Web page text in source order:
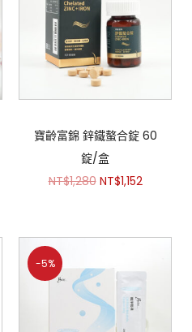
寶齡富錦 鋅鐵螯合錠 60
錠/盒
NT$1,280 NT$1,152
-5%